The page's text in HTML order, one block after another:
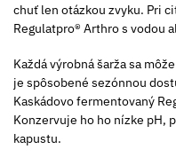
chuť len otázkou zvyku. Pri
Regulatpro® Arthro s vodou
Každá výrobná šarža sa
je spôsobené sezónnou
Kaskádovo fermentovaný
Konzervuje ho ho nízke pH,
kapustu.